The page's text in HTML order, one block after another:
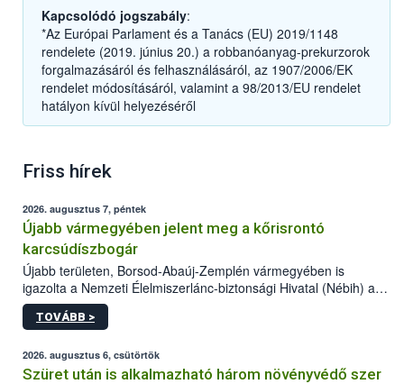
Kapcsolódó jogszabály:
*Az Európai Parlament és a Tanács (EU) 2019/1148
rendelete (2019. június 20.) a robbanóanyag-prekurzorok
forgalmazásáról és felhasználásáról, az 1907/2006/EK
rendelet módosításáról, valamint a 98/2013/EU rendelet
hatályon kívül helyezéséről
Friss hírek
2026. augusztus 7, péntek
Újabb vármegyében jelent meg a kőrisrontó
karcsúdíszbogár
Újabb területen, Borsod-Abaúj-Zemplén vármegyében is
igazolta a Nemzeti Élelmiszerlánc-biztonsági Hivatal (Nébih) a
kőrisrontó karcsúdíszbogár (Agrilus planipennis) jelenlétét. A
kártevőt nem csak színcsapdában találták meg, de már fertőzött
az intenzív felderítést, emellett az intézkedéseket a szlovák
hatósággal is összehangolják a terjedés megállítása érdekében.
TOVÁBB >
2026. augusztus 6, csütörtök
Szüret után is alkalmazható három növényvédő szer